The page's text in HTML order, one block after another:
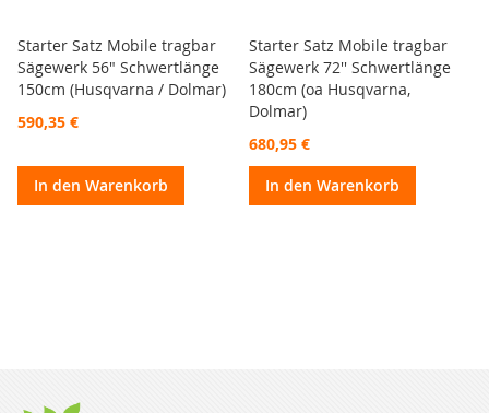
Starter Satz Mobile tragbar
Sägewerk 56" Schwertlänge
150cm (Husqvarna / Dolmar)
590,35 €
In den Warenkorb
Starter Satz Mobile tragbar
Sägewerk 72'' Schwertlänge
180cm (oa Husqvarna,
Dolmar)
680,95 €
In den Warenkorb